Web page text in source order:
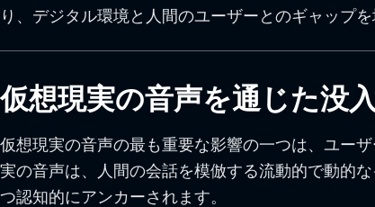
り、デジタル環境と人間のユーザーとのギャップを
仮想現実の音声を通じた没
仮想現実の音声の最も重要な影響の一つは、ユー
実の音声は、人間の会話を模倣する流動的で動的
つ認知的にアンカーされます。